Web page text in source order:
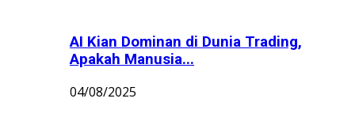
AI Kian Dominan di Dunia Trading,
Apakah Manusia...
04/08/2025